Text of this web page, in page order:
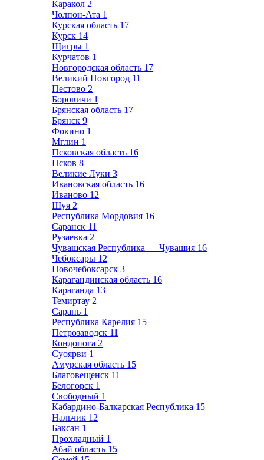
Каракол 2
Чолпон-Ата 1
Курская область 17
Курск 14
Щигры 1
Курчатов 1
Новгородская область 17
Великий Новгород 11
Пестово 2
Боровичи 1
Брянская область 17
Брянск 9
Фокино 1
Мглин 1
Псковская область 16
Псков 8
Великие Луки 3
Ивановская область 16
Иваново 12
Шуя 2
Республика Мордовия 16
Саранск 11
Рузаевка 2
Чувашская Республика — Чувашия 16
Чебоксары 12
Новочебоксарск 3
Карагандинская область 16
Караганда 13
Темиртау 2
Сарань 1
Республика Карелия 15
Петрозаводск 11
Кондопога 2
Суоярви 1
Амурская область 15
Благовещенск 11
Белогорск 1
Свободный 1
Кабардино-Балкарская Республика 15
Нальчик 12
Баксан 1
Прохладный 1
Абай область 15